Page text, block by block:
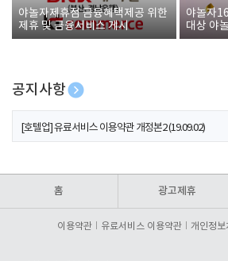
야놀자제휴점 금융혜택제공 위한
제휴 및 금융서비스 게시
야놀자
대상 야
폰 증정
공지사항
[호텔업] 개인정보 처리방침 개정본1 (19.09.02)
[호텔업] 유료서비스 이용약관 개정본2 (19.09.02)
홈 광고제휴
이용약관 유료서비스 이용약관 개인정보